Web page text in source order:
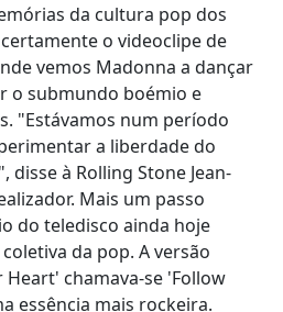
da cultura pop dos
o videoclipe de
vemos Madonna a dançar
o submundo boémio e
"Estávamos num período
a liberdade do
disse à Rolling Stone Jean-
Mais um passo
do teledisco ainda hoje
da pop. A versão
chamava-se 'Follow
essência mais rockeira.